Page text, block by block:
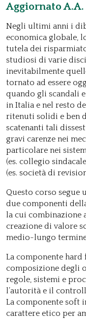
Aggiornato
Negli ultimi anni i
economica globale,
tutela dei
studiosi di varie
inevitabilmente
tornato ad essere
quando gli scandali
in Italia e nel resto
ritenuti solidi e ben
scatenanti tali
gravi carenze nei
particolare nei
(es. collegio
(es. società di
Questo corso
due componenti
la cui combinazione
creazione di valore
medio-lungo
La componente
composizione degli
regole, sistemi e
l’autorità e il
La componente soft
carattere etico per